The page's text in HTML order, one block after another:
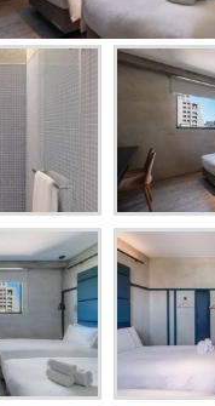
ENGLISH
한국어
分享